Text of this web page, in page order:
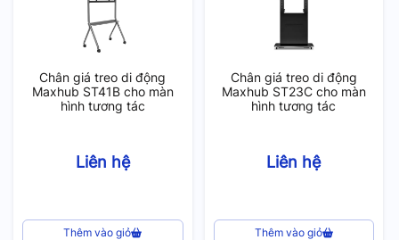
Chân giá treo di động
Maxhub ST41B cho màn
hình tương tác
Liên hệ
Thêm vào giỏ
Chân giá treo di động
Maxhub ST23C cho màn
hình tương tác
Liên hệ
Thêm vào giỏ